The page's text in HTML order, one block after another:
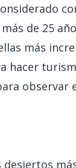
más de 25
más
hacer
observar
desiertos